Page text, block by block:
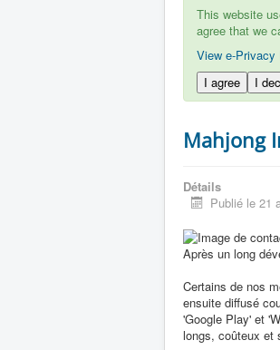
This website
agree that we
View e-Privacy
I agree
I
Mahjong
Détails
Publié le 21
Après un long
Certains de nos
ensuite diffusé
'Google Play' et
longs, coûteux et